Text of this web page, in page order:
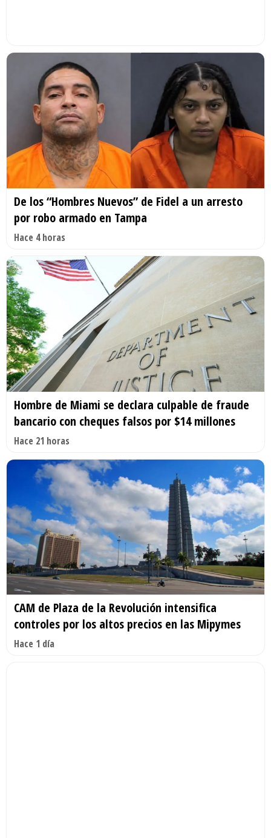
De los “Hombres Nuevos” de Fidel a un arresto
por robo armado en Tampa
Hace 4 horas
Hombre de Miami se declara culpable de fraude
bancario con cheques falsos por $14 millones
Hace 21 horas
CAM de Plaza de la Revolución intensifica
controles por los altos precios en las Mipymes
Hace 1 día